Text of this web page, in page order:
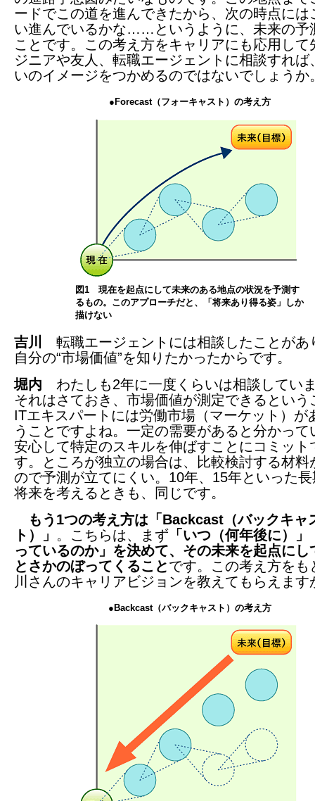
ードでこの道を進んできたから、次の時点には
い進んでいるかな……というように、未来の予
ことです。この考え方をキャリアにも応用して
ジニアや友人、転職エージェントに相談すれば
いのイメージをつかめるのではないでしょうか
●Forecast（フォーキャスト）の考え方
図1 現在を起点にして未来のある地点の状況を予測す
るもの。このアプローチだと、「将来あり得る姿」しか
描けない
吉川
転職エージェントには相談したことがあ
自分の“市場価値”を知りたかったからです。
堀内 わたしも2年に一度くらいは相談してい
それはさておき、市場価値が測定できるという
ITエキスパートには労働市場（マーケット）が
うことですよね。一定の需要があると分かって
安心して特定のスキルを伸ばすことにコミット
す。ところが独立の場合は、比較検討する材料
ので予測が立てにくい。10年、15年といった
将来を考えるときも、同じです。
もう1つの考え方は「Backcast（バックキャ
ト）」 。こちらは、まず 「いつ（何年後に）
っているのか」を決めて、その未来を起点にし
とさかのぼってくることです。この考え方をも
川さんのキャリアビジョンを教えてもらえます
●Backcast（バックキャスト）の考え方